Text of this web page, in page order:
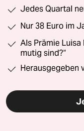
Jedes Quartal
Nur 38 Euro im
Als Prämie Luisa
mutig sind?“
Herausgegeben